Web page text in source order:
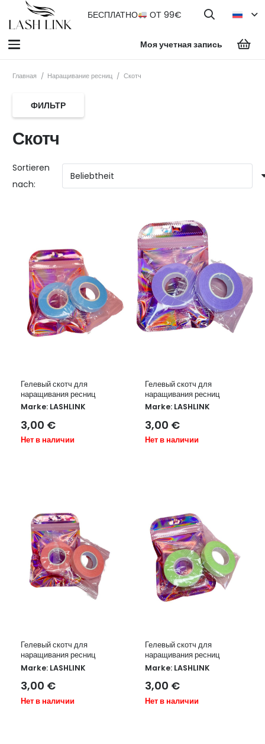
БЕСПЛАТНО ОТ 99€
Моя учетная запись
Главная / Наращивание ресниц / Скотч
Скотч
Sortieren
nach:
Гелевый скотч для
наращивания ресниц
Marke: LASHLINK
3,00 €
Нет в наличии
Гелевый скотч для
наращивания ресниц
Marke: LASHLINK
3,00 €
Нет в наличии
Гелевый скотч для
наращивания ресниц
Marke: LASHLINK
3,00 €
Нет в наличии
Гелевый скотч для
наращивания ресниц
Marke: LASHLINK
3,00 €
Нет в наличии
ФИЛЬТР